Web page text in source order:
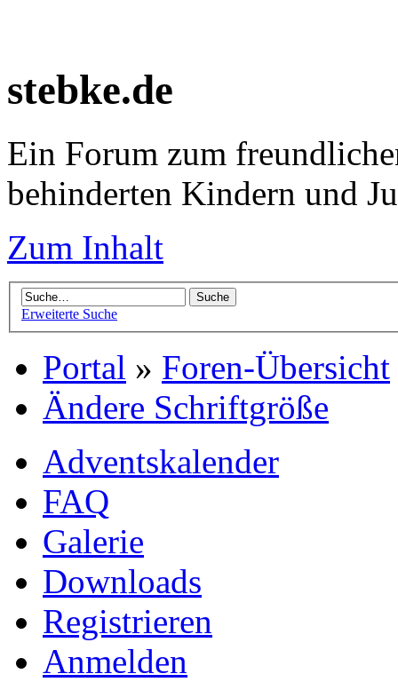
stebke.de
Ein Forum zum
behinderten Kindern und
Zum Inhalt
Erweiterte Suche
Portal » Foren-Übersicht
Ändere Schriftgröße
Adventskalender
FAQ
Galerie
Downloads
Registrieren
Anmelden